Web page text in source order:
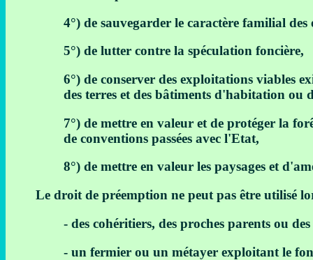
4°) de sauvegarder le caractère familial
5°) de lutter contre la spéculation foncière,
6°) de conserver des exploitations viables
des terres et des bâtiments d'habitation ou
7°) de mettre en valeur et de protéger la
de conventions passées avec l'Etat,
8°) de mettre en valeur les paysages et
Le droit de préemption ne peut pas être utilisé
- des cohéritiers, des proches parents ou
- un fermier ou un métayer exploitant le